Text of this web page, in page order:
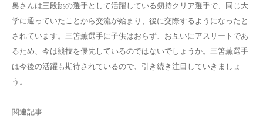
奥さんは三段跳の選手として活躍している剱持クリア選手で、同じ大
学に通っていたことから交流が始まり、後に交際するようになったと
されています。三笘薫選手に子供はおらず、お互いにアスリートであ
るため、今は競技を優先しているのではないでしょうか。三笘薫選手
は今後の活躍も期待されているので、引き続き注目していきましょ
う。
関連記事